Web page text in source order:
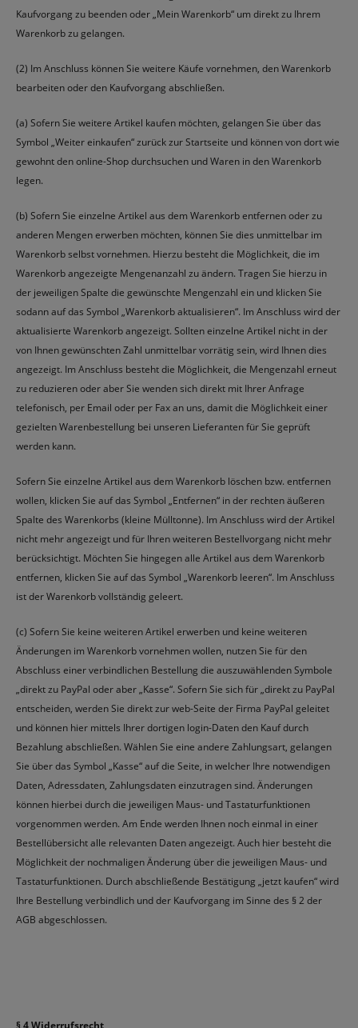
Kaufvorgang zu beenden oder „Mein Warenkorb“ um direkt zu Ihrem
Warenkorb zu gelangen.
(2) Im Anschluss können Sie weitere Käufe vornehmen, den Warenkorb
bearbeiten oder den Kaufvorgang abschließen.
(a) Sofern Sie weitere Artikel kaufen möchten, gelangen Sie über das
Symbol „Weiter einkaufen“ zurück zur Startseite und können von dort wie
gewohnt den online-Shop durchsuchen und Waren in den Warenkorb
legen.
(b) Sofern Sie einzelne Artikel aus dem Warenkorb entfernen oder zu
anderen Mengen erwerben möchten, können Sie dies unmittelbar im
Warenkorb selbst vornehmen. Hierzu besteht die Möglichkeit, die im
Warenkorb angezeigte Mengenanzahl zu ändern. Tragen Sie hierzu in
der jeweiligen Spalte die gewünschte Mengenzahl ein und klicken Sie
sodann auf das Symbol „Warenkorb aktualisieren“. Im Anschluss wird der
aktualisierte Warenkorb angezeigt. Sollten einzelne Artikel nicht in der
von Ihnen gewünschten Zahl unmittelbar vorrätig sein, wird Ihnen dies
angezeigt. Im Anschluss besteht die Möglichkeit, die Mengenzahl erneut
zu reduzieren oder aber Sie wenden sich direkt mit Ihrer Anfrage
telefonisch, per Email oder per Fax an uns, damit die Möglichkeit einer
gezielten Warenbestellung bei unseren Lieferanten für Sie geprüft
werden kann.
Sofern Sie einzelne Artikel aus dem Warenkorb löschen bzw. entfernen
wollen, klicken Sie auf das Symbol „Entfernen“ in der rechten äußeren
Spalte des Warenkorbs (kleine Mülltonne). Im Anschluss wird der Artikel
nicht mehr angezeigt und für Ihren weiteren Bestellvorgang nicht mehr
berücksichtigt. Möchten Sie hingegen alle Artikel aus dem Warenkorb
entfernen, klicken Sie auf das Symbol „Warenkorb leeren“. Im Anschluss
ist der Warenkorb vollständig geleert.
(c) Sofern Sie keine weiteren Artikel erwerben und keine weiteren
Änderungen im Warenkorb vornehmen wollen, nutzen Sie für den
Abschluss einer verbindlichen Bestellung die auszuwählenden Symbole
„direkt zu PayPal oder aber „Kasse“. Sofern Sie sich für „direkt zu PayPal
entscheiden, werden Sie direkt zur web-Seite der Firma PayPal geleitet
und können hier mittels Ihrer dortigen login-Daten den Kauf durch
Bezahlung abschließen. Wählen Sie eine andere Zahlungsart, gelangen
Sie über das Symbol „Kasse“ auf die Seite, in welcher Ihre notwendigen
Daten, Adressdaten, Zahlungsdaten einzutragen sind. Änderungen
können hierbei durch die jeweiligen Maus- und Tastaturfunktionen
vorgenommen werden. Am Ende werden Ihnen noch einmal in einer
Bestellübersicht alle relevanten Daten angezeigt. Auch hier besteht die
Möglichkeit der nochmaligen Änderung über die jeweiligen Maus- und
Tastaturfunktionen. Durch abschließende Bestätigung „jetzt kaufen“ wird
Ihre Bestellung verbindlich und der Kaufvorgang im Sinne des § 2 der
AGB abgeschlossen.
§ 4 Widerrufsrecht